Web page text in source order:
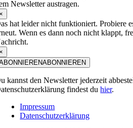
Newsletter austragen.
hat leider nicht funktioniert. Probiere
Wenn es dann noch nicht klappt,
ABONNIEREN
kannst den Newsletter jederzeit
findest duhier.
Impressum
Datenschutzerklärung